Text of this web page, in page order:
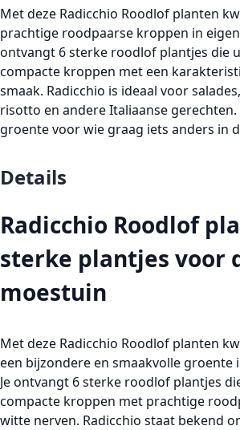
Met deze Radicchio Roodlof planten
prachtige roodpaarse kroppen in
ontvangt 6 sterke roodlof plantjes die
compacte kroppen met een
smaak. Radicchio is ideaal voor
risotto en andere Italiaanse
groente voor wie graag iets anders in
Details
Radicchio Roodlof
sterke plantjes voor
moestuin
Met deze Radicchio Roodlof planten
een bijzondere en smaakvolle groente
Je ontvangt 6 sterke roodlof plantjes
compacte kroppen met prachtige
witte nerven. Radicchio staat bekend